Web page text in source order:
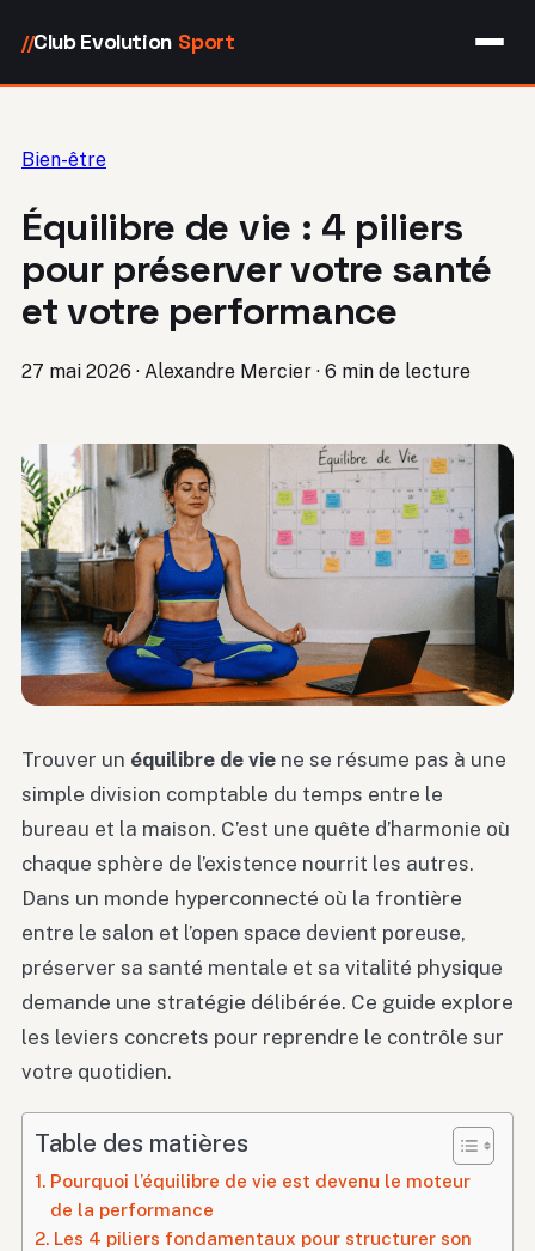
//Club Evolution Sport
Bien-être
Équilibre de vie : 4 piliers
pour préserver votre santé
et votre performance
27 mai 2026 · Alexandre Mercier · 6 min de lecture
Trouver un équilibre de vie ne se résume pas à une
simple division comptable du temps entre le
bureau et la maison. C’est une quête d’harmonie où
chaque sphère de l’existence nourrit les autres.
Dans un monde hyperconnecté où la frontière
entre le salon et l’open space devient poreuse,
préserver sa santé mentale et sa vitalité physique
demande une stratégie délibérée. Ce guide explore
les leviers concrets pour reprendre le contrôle sur
votre quotidien.
Table des matières
Pourquoi l’équilibre de vie est devenu le moteur
de la performance
Les 4 piliers fondamentaux pour structurer son